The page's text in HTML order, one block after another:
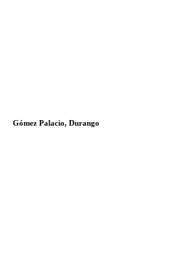
Gómez Palacio, Durango